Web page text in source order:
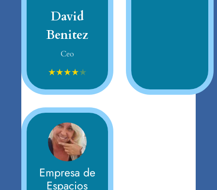
David
Benitez
Ceo
★★★★★
Empresa de
Espacios